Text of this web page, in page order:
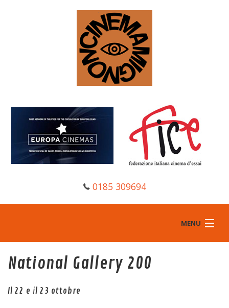
0185 309694
MENU
National Gallery 200
Il 22 e il 23 ottobre